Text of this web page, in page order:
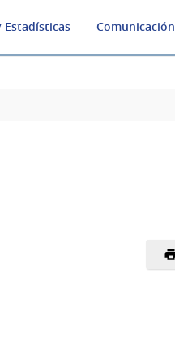
Estadísticas Comunicación